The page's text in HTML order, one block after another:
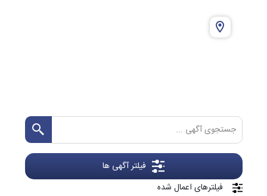
فیلتر آگهی ها
فیلترهای اعمال شده